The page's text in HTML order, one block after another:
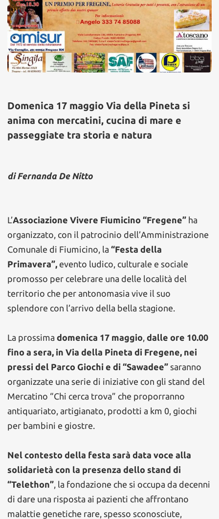
Domenica 17 maggio Via della Pineta si
anima con mercatini, cucina di mare e
passeggiate tra storia e natura
di Fernanda De Nitto
L’Associazione Vivere Fiumicino “Fregene” ha
organizzato, con il patrocinio dell’Amministrazione
Comunale di Fiumicino, la “Festa della
Primavera”, evento ludico, culturale e sociale
promosso per celebrare una delle località del
territorio che per antonomasia vive il suo
splendore con l’arrivo della bella stagione.
La prossima domenica 17 maggio dalle ore 10.00
fino a sera, in Via della Pineta di Fregene, nei
pressi del Parco Giochi e di “Sawadee” saranno
organizzate una serie di iniziative con gli stand del
Mercatino “Chi cerca trova” che proporranno
antiquariato, artigianato, prodotti a km 0, giochi
per bambini e giostre.
Nel contesto della festa sarà data voce alla
solidarietà con la presenza dello stand di
“Telethon” , la fondazione che si occupa da decenni
di dare una risposta ai pazienti che affrontano
malattie genetiche rare, spesso sconosciute,